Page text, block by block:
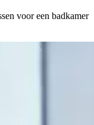
voor een badkamer